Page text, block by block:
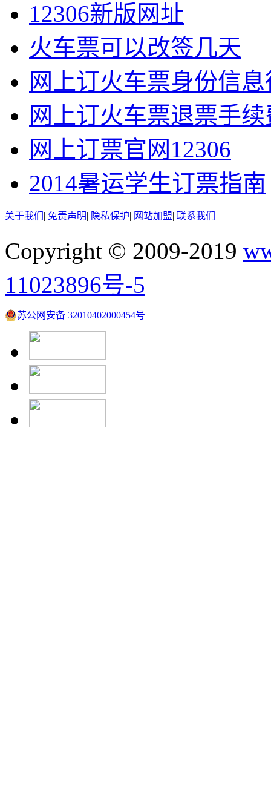
12306新版网址
火车票可以改签几天
网上订火车票身份信
网上订火车票退票手续
网上订票官网12306
2014暑运学生订票指南
关于我们 | 免责声明| 隐私保护| 网站加盟| 联系我们
Copyright © 2009-2019
11023896号-5
苏公网安备 32010402000454号